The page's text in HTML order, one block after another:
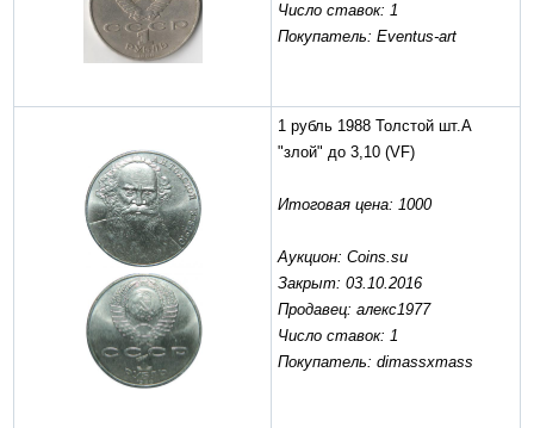
Число ставок: 1
Покупатель: Eventus-art
1 рубль 1988 Толстой шт.А
"злой" до 3,10 (VF)
Итоговая цена: 1000
Аукцион: Coins.su
Закрыт: 03.10.2016
Продавец: алекс1977
Число ставок: 1
Покупатель: dimassxmass